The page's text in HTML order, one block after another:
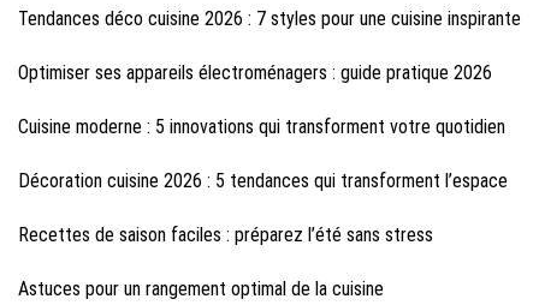
Tendances déco cuisine 2026 : 7 styles pour une cuisine inspirante
Optimiser ses appareils électroménagers : guide pratique 2026
Cuisine moderne : 5 innovations qui transforment votre quotidien
Décoration cuisine 2026 : 5 tendances qui transforment l’espace
Recettes de saison faciles : préparez l’été sans stress
Astuces pour un rangement optimal de la cuisine